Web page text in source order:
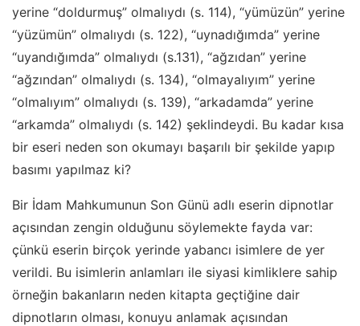
yerine “doldurmuş” olmalıydı (s. 114), “yümüzün” yerine
“yüzümün” olmalıydı (s. 122), “uynadığımda” yerine
“uyandığımda” olmalıydı (s.131), “ağzıdan” yerine
“ağzından” olmalıydı (s. 134), “olmayalıyım” yerine
“olmalıyım” olmalıydı (s. 139), “arkadamda” yerine
“arkamda” olmalıydı (s. 142) şeklindeydi. Bu kadar kısa
bir eseri neden son okumayı başarılı bir şekilde yapıp
basımı yapılmaz ki?
Bir İdam Mahkumunun Son Günü adlı eserin dipnotlar
açısından zengin olduğunu söylemekte fayda var:
çünkü eserin birçok yerinde yabancı isimlere de yer
verildi. Bu isimlerin anlamları ile siyasi kimliklere sahip
örneğin bakanların neden kitapta geçtiğine dair
dipnotların olması, konuyu anlamak açısından